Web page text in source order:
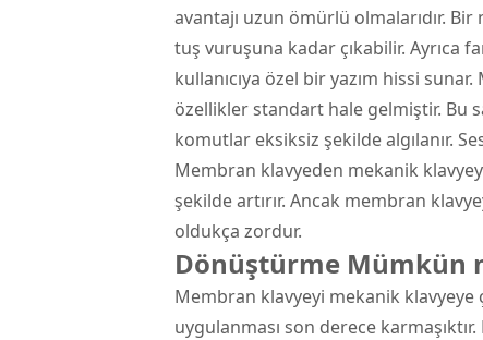
avantajı uzun ömürlü olmalarıdır.
tuş vuruşuna kadar çıkabilir. Ayrıca
kullanıcıya özel bir yazım hissi
özellikler standart hale gelmiştir. Bu
komutlar eksiksiz şekilde algılanır.
Membran klavyeden mekanik
şekilde artırır. Ancak membran
oldukça zordur.
Dönüştürme Mümkün
Membran klavyeyi mekanik
uygulanması son derece